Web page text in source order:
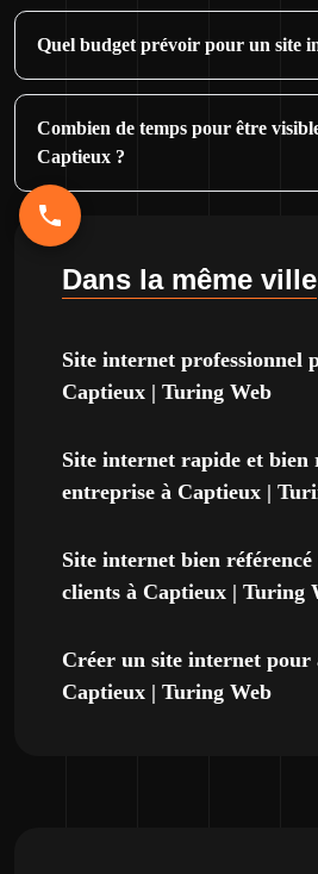
Quel budget prévoir pour un site
Combien de temps pour être
Captieux ?
Dans la même ville
Site internet professionnel
Captieux | Turing Web
Site internet rapide et bien
entreprise à Captieux |
Site internet bien
clients à Captieux | Turing
Créer un site internet pour
Captieux | Turing Web